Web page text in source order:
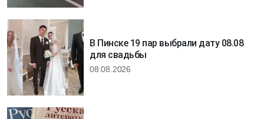
В Пинске 19 пар выбрали дату 08.08
для свадьбы
08.08.2026